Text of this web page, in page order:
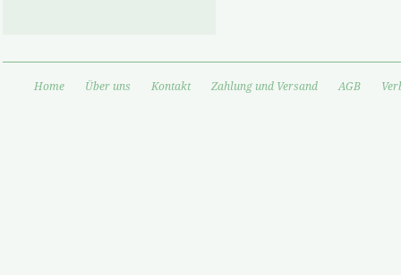
Home Über uns Kontakt Zahlung und Versand AGB